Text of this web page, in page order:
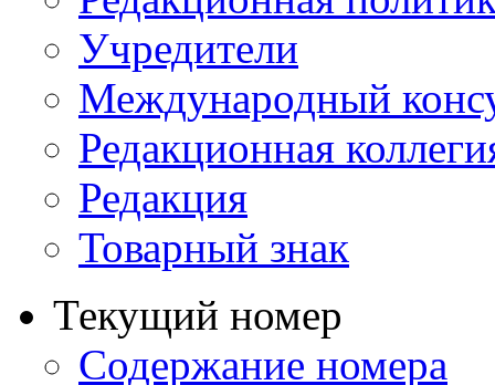
Учредители
Международный
Редакционная
Редакция
Товарный знак
Текущий номер
Содержание номера